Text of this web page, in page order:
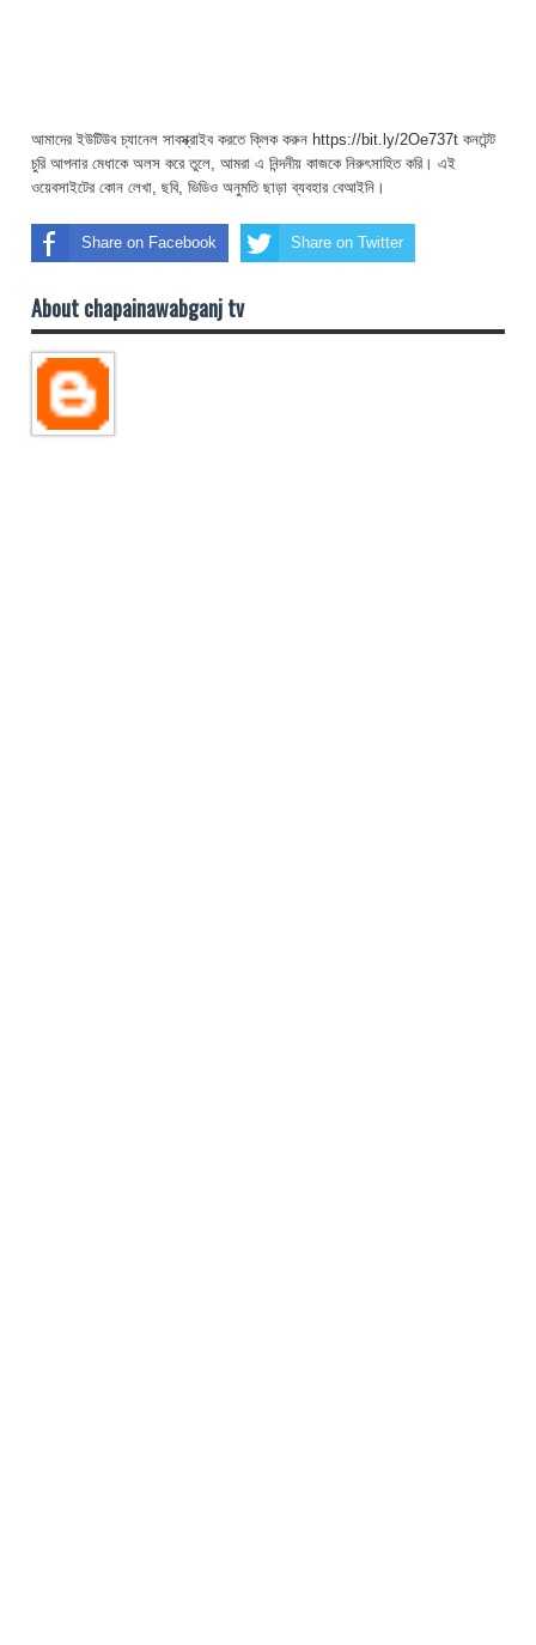
আমাদের ইউটিউব চ্যানেল সাবস্ক্রাইব করতে ক্লিক করুন https://bit.ly/2Oe737t কনটেন্ট
চুরি আপনার মেধাকে অলস করে তুলে, আমরা এ নিন্দনীয় কাজকে নিরুৎসাহিত করি। এই
ওয়েবসাইটের কোন লেখা, ছবি, ভিডিও অনুমতি ছাড়া ব্যবহার বেআইনি।
Share on Facebook Share on Twitter
About chapainawabganj tv